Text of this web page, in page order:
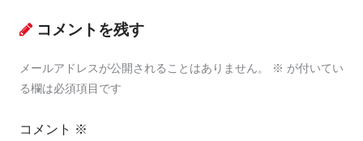
コメントを残す
メールアドレスが公開されることはありません。 ※ が付いてい
る欄は必須項目です
コメント ※